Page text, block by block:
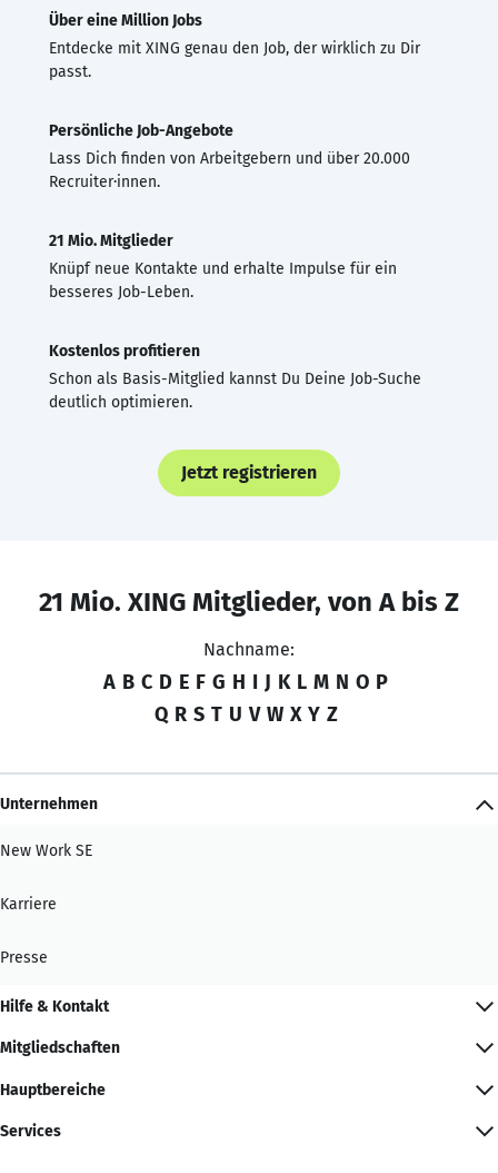
Über eine Million Jobs
Entdecke mit XING genau den Job, der wirklich zu Dir
passt.
Persönliche Job-Angebote
Lass Dich finden von Arbeitgebern und über 20.000
Recruiter·innen.
21 Mio. Mitglieder
Knüpf neue Kontakte und erhalte Impulse für ein
besseres Job-Leben.
Kostenlos profitieren
Schon als Basis-Mitglied kannst Du Deine Job-Suche
deutlich optimieren.
Jetzt registrieren
21 Mio. XING Mitglieder, von A bis Z
Nachname:
A B C D E F G H I J K L M N O P
Q R S T U V W X Y Z
Unternehmen
New Work SE
Karriere
Presse
Hilfe & Kontakt
Mitgliedschaften
Hauptbereiche
Services